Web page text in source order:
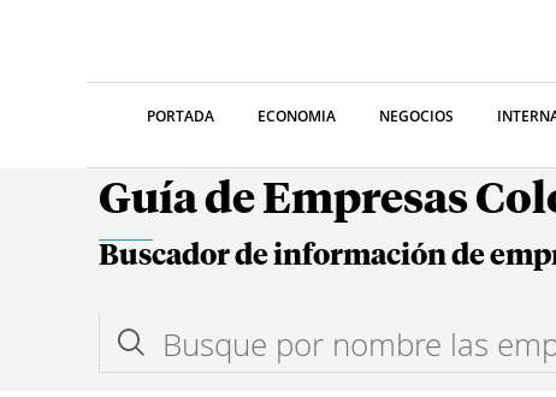
PORTADA ECONOMIA NEGOCIOS
Guía de Empresas
Buscador de información de